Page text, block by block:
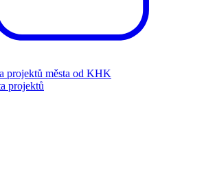
projektů města od KHK
projektů